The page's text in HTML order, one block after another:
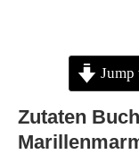
Jump
Zutaten